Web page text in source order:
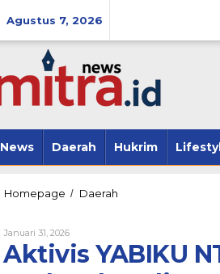
Agustus 7, 2026
News Daerah Hukrim
Homepage / Daerah
5
Anak
Januari 31, 2026Oleh
Mitranews.id
Aktivis YABIKU